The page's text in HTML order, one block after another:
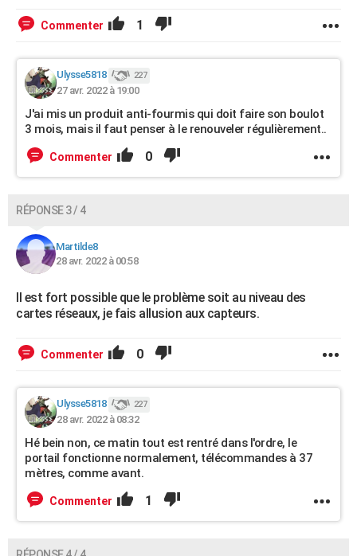
Commenter 1
Ulysse5818 227
27 avr. 2022 à 19:00
J'ai mis un produit anti-fourmis qui doit faire son boulot
3 mois, mais il faut penser à le renouveler régulièrement..
Commenter 0
RÉPONSE 3 / 4
Martilde8
28 avr. 2022 à 00:58
Il est fort possible que le problème soit au niveau des
cartes réseaux, je fais allusion aux capteurs.
Commenter 0
Ulysse5818 227
28 avr. 2022 à 08:32
Hé bein non, ce matin tout est rentré dans l'ordre, le
portail fonctionne normalement, télécommandes à 37
mètres, comme avant.
Commenter 1